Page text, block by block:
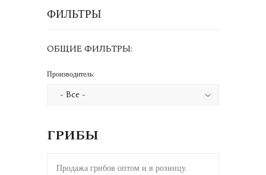
ФИЛЬТРЫ
ОБЩИЕ ФИЛЬТРЫ:
Производитель:
ГРИБЫ
Продажа грибов оптом и в розницу.